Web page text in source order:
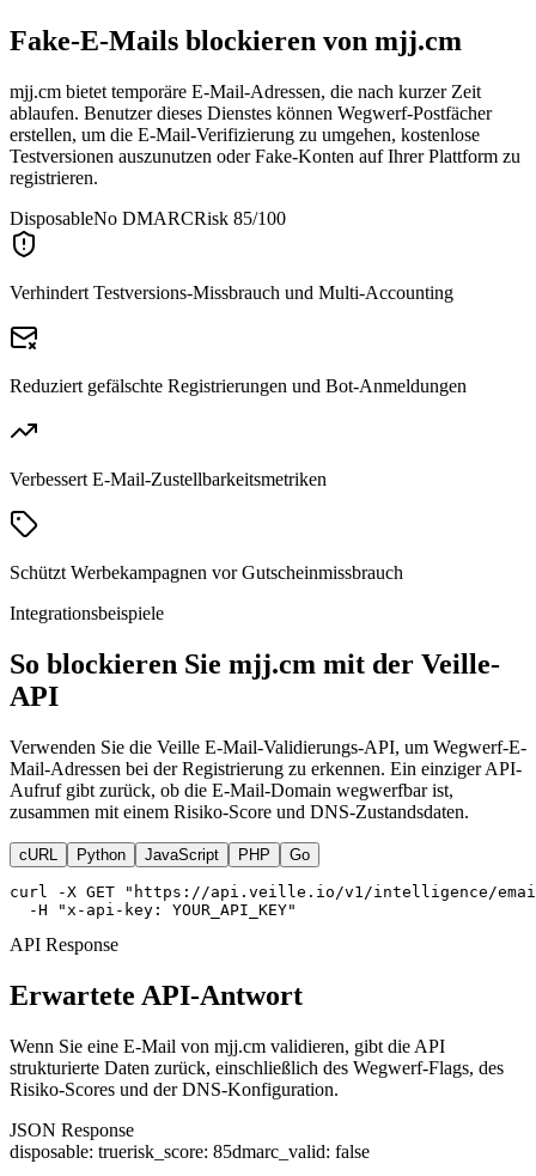
Fake-E-Mails blockieren von mjj.cm
mjj.cm bietet temporäre E-Mail-Adressen, die nach kurzer Zeit
ablaufen. Benutzer dieses Dienstes können Wegwerf-Postfächer
erstellen, um die E-Mail-Verifizierung zu umgehen, kostenlose
Testversionen auszunutzen oder Fake-Konten auf Ihrer Plattform zu
registrieren.
DisposableNo DMARCRisk 85/100
Verhindert Testversions-Missbrauch und Multi-Accounting
Reduziert gefälschte Registrierungen und Bot-Anmeldungen
Verbessert E-Mail-Zustellbarkeitsmetriken
Schützt Werbekampagnen vor Gutscheinmissbrauch
Integrationsbeispiele
So blockieren Sie mjj.cm mit der Veille-
API
Verwenden Sie die Veille E-Mail-Validierungs-API, um Wegwerf-E-
Mail-Adressen bei der Registrierung zu erkennen. Ein einziger API-
Aufruf gibt zurück, ob die E-Mail-Domain wegwerfbar ist,
zusammen mit einem Risiko-Score und DNS-Zustandsdaten.
cURL Python JavaScript PHP Go
curl -X GET "https://api.veille.io/v1/intelligence/
  -H "x-api-key: YOUR_API_KEY"
API Response
Erwartete API-Antwort
Wenn Sie eine E-Mail von mjj.cm validieren, gibt die API
strukturierte Daten zurück, einschließlich des Wegwerf-Flags, des
Risiko-Scores und der DNS-Konfiguration.
JSON Response
disposable: truerisk_score: 85dmarc_valid: false